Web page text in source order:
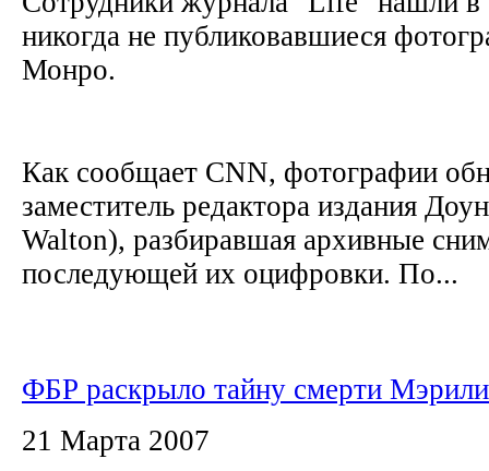
никогда не публиковавшиеся
Монро.
Как сообщает CNN, фотографии
заместитель редактора издания
Walton), разбиравшая архивные
последующей их оцифровки. По...
ФБР раскрыло тайну смерти
21 Марта 2007